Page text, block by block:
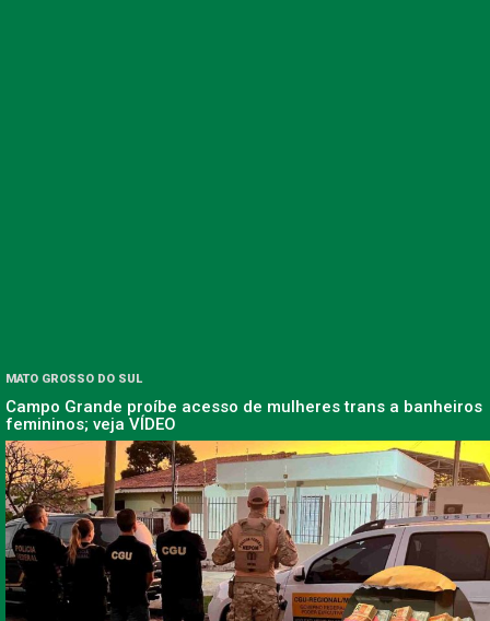
MATO GROSSO DO SUL
Campo Grande proíbe acesso de mulheres trans a banheiros
femininos; veja VÍDEO